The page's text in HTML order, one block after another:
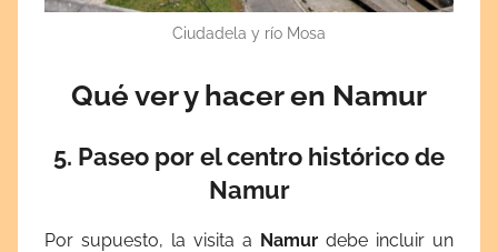
Ciudadela y río Mosa
Qué ver y hacer en Namur
5. Paseo por el centro histórico de
Namur
Por supuesto, la visita a Namur debe incluir un